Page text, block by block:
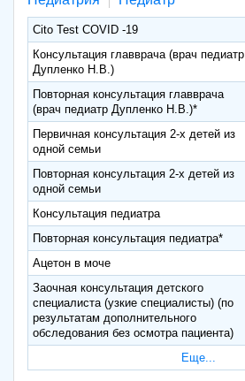
Cito Test COVID -19
Консультация главврача (врач педиатр
Дупленко Н.В.)
Повторная консультация главврача
(врач педиатр Дупленко Н.В.)*
Первичная консультация 2-х детей из
одной семьи
Повторная консультация 2-х детей из
одной семьи
Консультация педиатра
Повторная консультация педиатра*
Ацетон в моче
Заочная консультация детского
специалиста (узкие специалисты) (по
результатам дополнительного
обследования без осмотра пациента)
Еще...